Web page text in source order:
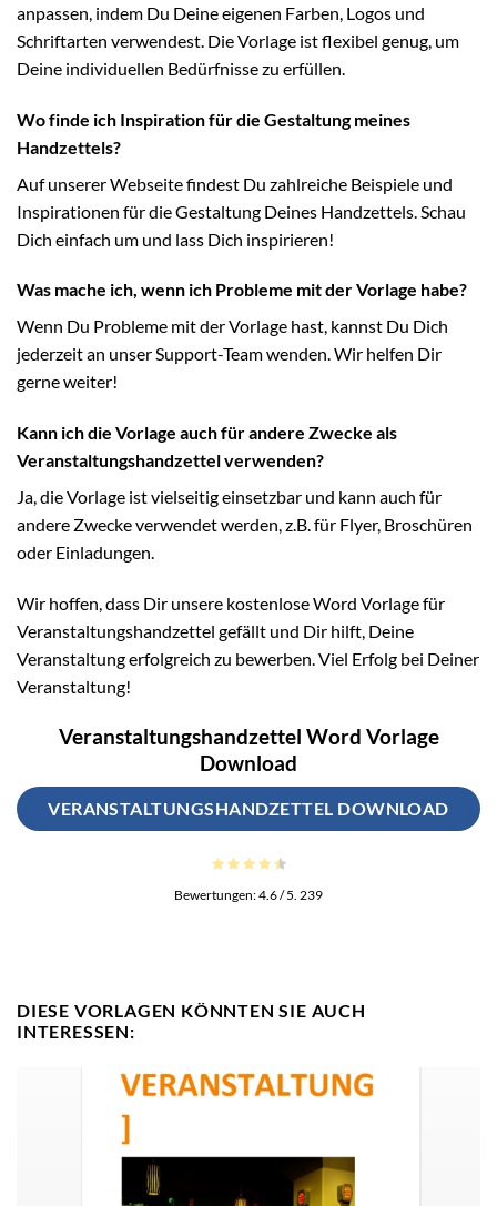
anpassen, indem Du Deine eigenen Farben, Logos und
Schriftarten verwendest. Die Vorlage ist flexibel genug, um
Deine individuellen Bedürfnisse zu erfüllen.
Wo finde ich Inspiration für die Gestaltung meines
Handzettels?
Auf unserer Webseite findest Du zahlreiche Beispiele und
Inspirationen für die Gestaltung Deines Handzettels. Schau
Dich einfach um und lass Dich inspirieren!
Was mache ich, wenn ich Probleme mit der Vorlage habe?
Wenn Du Probleme mit der Vorlage hast, kannst Du Dich
jederzeit an unser Support-Team wenden. Wir helfen Dir
gerne weiter!
Kann ich die Vorlage auch für andere Zwecke als
Veranstaltungshandzettel verwenden?
Ja, die Vorlage ist vielseitig einsetzbar und kann auch für
andere Zwecke verwendet werden, z.B. für Flyer, Broschüren
oder Einladungen.
Wir hoffen, dass Dir unsere kostenlose Word Vorlage für
Veranstaltungshandzettel gefällt und Dir hilft, Deine
Veranstaltung erfolgreich zu bewerben. Viel Erfolg bei Deiner
Veranstaltung!
Veranstaltungshandzettel Word Vorlage
Download
VERANSTALTUNGSHANDZETTEL DOWNLOAD
Bewertungen:4.6/ 5. 239
DIESE VORLAGEN KÖNNTEN SIE AUCH
INTERESSEN: